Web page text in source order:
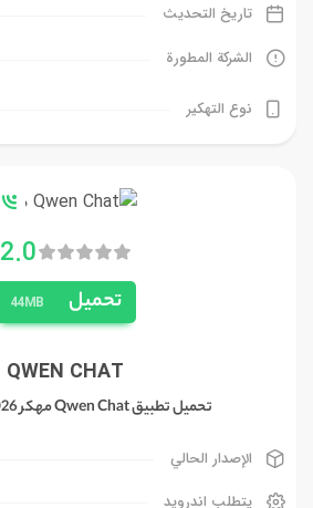
تاريخ التحديث
الشركة المطورة
نوع التهكير
2.0
تحميل 44MB
QWEN CHAT
تحميل تطبيق Qwen Chat مهكر 2026 [اخر اصدار]
الإصدار الحالي
يتطلب اندرويد